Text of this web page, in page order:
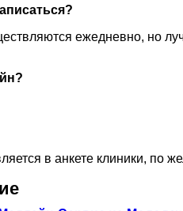
ежедневно, но
в анкете клиники, по